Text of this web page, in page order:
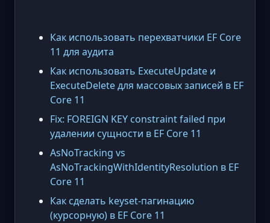
Как использовать перехватчики EF Core
11 для аудита
Как использовать ExecuteUpdate и
ExecuteDelete для массовых записей в EF
Core 11
Fix: FOREIGN KEY constraint failed при
удалении сущности в EF Core 11
AsNoTracking vs
AsNoTrackingWithIdentityResolution в EF
Core 11
Как сделать keyset-пагинацию
(курсорную) в EF Core 11